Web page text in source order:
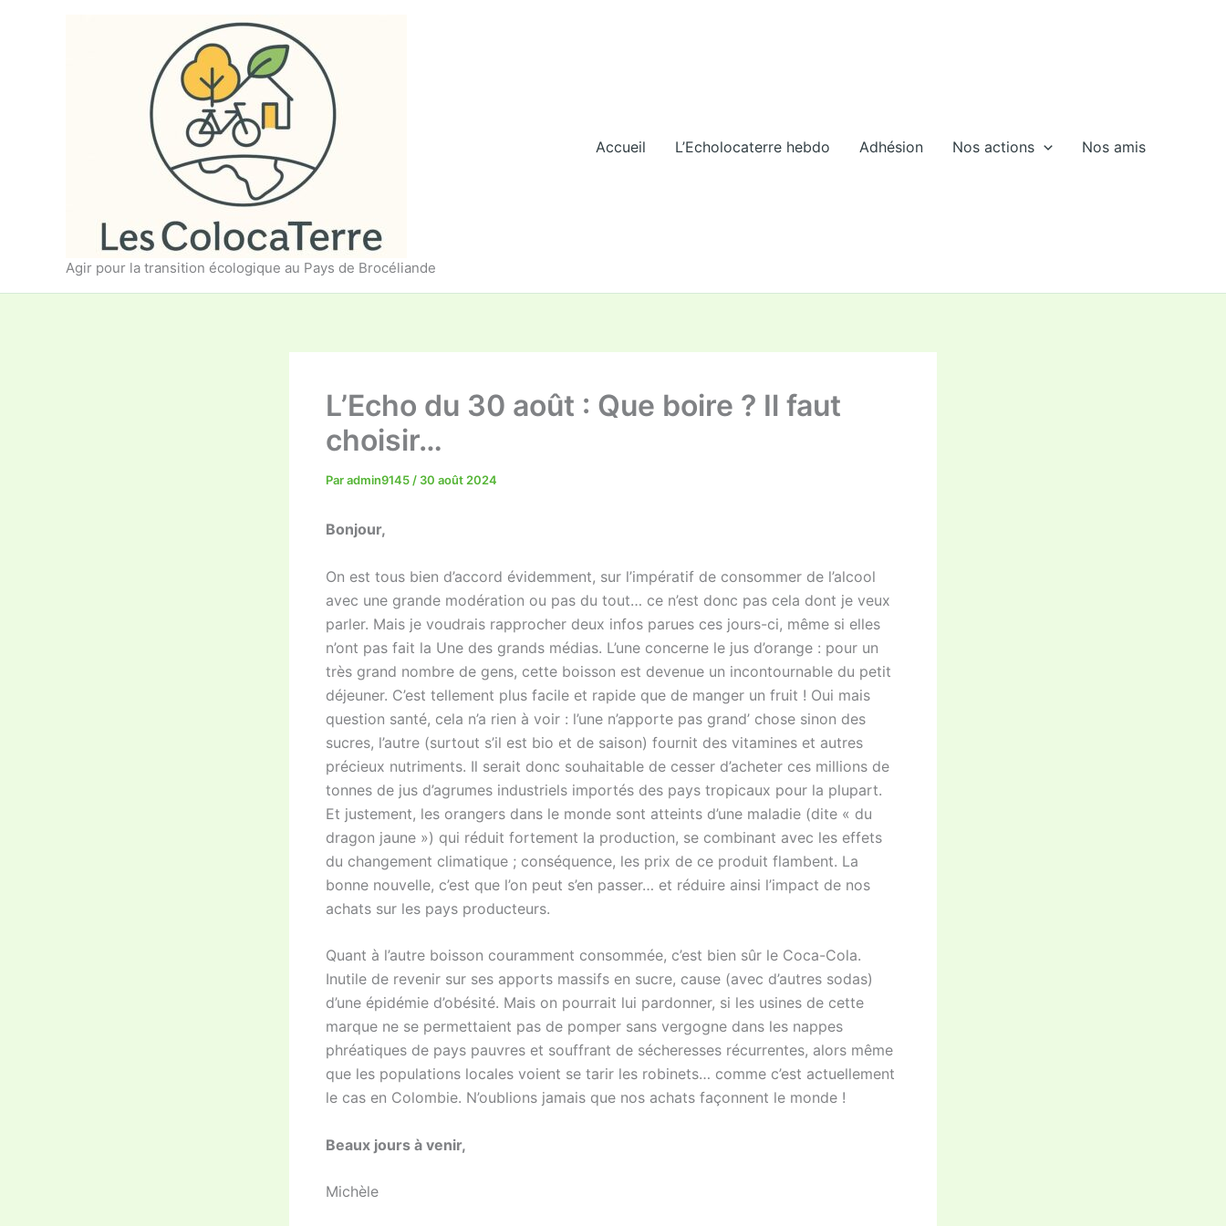
Agir pour la transition écologique au Pays de Brocéliande
Accueil L’Echolocaterre hebdo Adhésion Nos actions Nos amis
L’Echo du 30 août : Que boire ? Il faut
choisir…
Paradmin9145 / 30 août 2024
Bonjour,
On est tous bien d’accord évidemment, sur l’impératif de consommer de l’alcool
avec une grande modération ou pas du tout… ce n’est donc pas cela dont je veux
parler. Mais je voudrais rapprocher deux infos parues ces jours-ci, même si elles
n’ont pas fait la Une des grands médias. L’une concerne le jus d’orange : pour un
très grand nombre de gens, cette boisson est devenue un incontournable du petit
déjeuner. C’est tellement plus facile et rapide que de manger un fruit ! Oui mais
question santé, cela n’a rien à voir : l’une n’apporte pas grand’ chose sinon des
sucres, l’autre (surtout s’il est bio et de saison) fournit des vitamines et autres
précieux nutriments. Il serait donc souhaitable de cesser d’acheter ces millions de
tonnes de jus d’agrumes industriels importés des pays tropicaux pour la plupart.
Et justement, les orangers dans le monde sont atteints d’une maladie (dite « du
dragon jaune ») qui réduit fortement la production, se combinant avec les effets
du changement climatique ; conséquence, les prix de ce produit flambent. La
bonne nouvelle, c’est que l’on peut s’en passer… et réduire ainsi l’impact de nos
achats sur les pays producteurs.
Quant à l’autre boisson couramment consommée, c’est bien sûr le Coca-Cola.
Inutile de revenir sur ses apports massifs en sucre, cause (avec d’autres sodas)
d’une épidémie d’obésité. Mais on pourrait lui pardonner, si les usines de cette
marque ne se permettaient pas de pomper sans vergogne dans les nappes
phréatiques de pays pauvres et souffrant de sécheresses récurrentes, alors même
que les populations locales voient se tarir les robinets… comme c’est actuellement
le cas en Colombie. N’oublions jamais que nos achats façonnent le monde !
Beaux jours à venir,
Michèle